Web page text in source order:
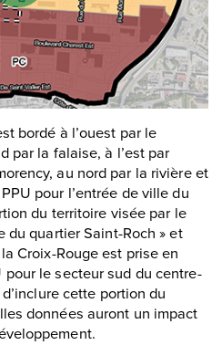
bordé à l’ouest par le
par la falaise, à l’est par
au nord par la rivière et
pour l’entrée de ville du
du territoire visée par le
du quartier Saint-Roch » et
Croix-Rouge est prise en
le secteur sud du centre-
cette portion du
données auront un impact